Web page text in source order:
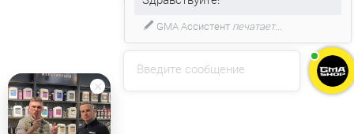
Введите сообщение
GMA Ассистент печатает...